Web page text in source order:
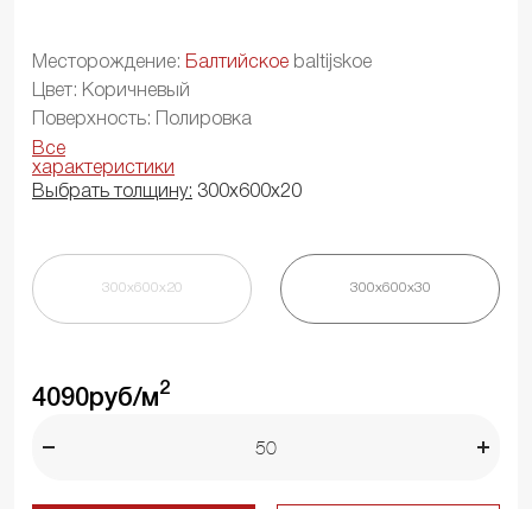
Месторождение: Балтийское baltijskoe
Цвет: Коричневый
Поверхность: Полировка
Все
характеристики
Выбрать толщину: 300х600х20
300х600х20 300х600х30
4090руб/м2